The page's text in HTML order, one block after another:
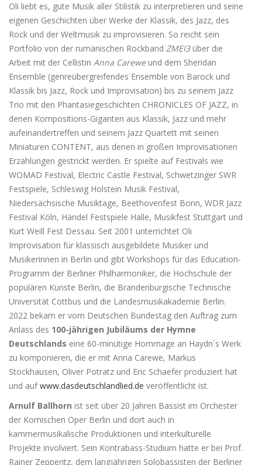
Oli liebt es, gute Musik aller Stilistik zu interpretieren und seine
eigenen Geschichten über Werke der Klassik, des Jazz, des
Rock und der Weltmusik zu improvisieren. So reicht sein
Portfolio von der rumänischen Rockband ZMEI3über die
Arbeit mit der Cellistin Anna Careweund dem Sheridan
Ensemble (genreübergreifendes Ensemble von Barock und
Klassik bis Jazz, Rock und Improvisation) bis zu seinem Jazz
Trio mit den Phantasiegeschichten CHRONICLES OF JAZZ, in
denen Kompositions-Giganten aus Klassik, Jazz und mehr
aufeinandertreffen und seinem Jazz Quartett mit seinen
Miniaturen CONTENT, aus denen in großen Improvisationen
Erzählungen gestrickt werden. Er spielte auf Festivals wie
WOMAD Festival, Electric Castle Festival, Schwetzinger SWR
Festspiele, Schleswig Holstein Musik Festival,
Niedersächsische Musiktage, Beethovenfest Bonn, WDR Jazz
Festival Köln, Händel Festspiele Halle, Musikfest Stuttgart und
Kurt Weill Fest Dessau. Seit 2001 unterrichtet Oli
Improvisation für klassisch ausgebildete Musiker und
Musikerinnen in Berlin und gibt Workshops für das Education-
Programm der Berliner Philharmoniker, die Hochschule der
populären Künste Berlin, die Brandenburgische Technische
Universität Cottbus und die Landesmusikakademie Berlin.
2022 bekam er vom Deutschen Bundestag den Auftrag zum
Anlass des 100-jährigen Jubiläums der Hymne
Deutschlands eine 60-minütige Hommage an Haydn´s Werk
zu komponieren, die er mit Anna Carewe, Markus
Stockhausen, Oliver Potratz und Eric Schaefer produziert hat
und aufwww.dasdeutschlandlied.de veröffentlicht ist.
Arnulf Ballhorn ist seit über 20 Jahren Bassist im Orchester
der Komischen Oper Berlin und dort auch in
kammermusikalische Produktionen und interkulturelle
Projekte involviert. Sein Kontrabass-Studium hatte er bei Prof.
Rainer Zepperitz, dem langjährigen Solobassisten der Berliner